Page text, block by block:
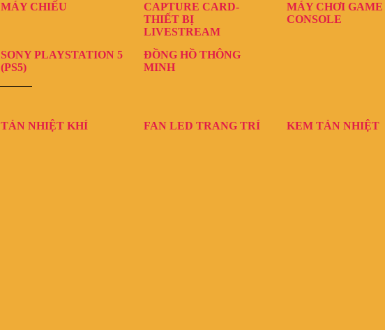
MÁY CHIẾU
CAPTURE CARD-
THIẾT BỊ
LIVESTREAM
MÁY CHƠI GAME
CONSOLE
SONY PLAYSTATION 5
(PS5)
ĐỒNG HỒ THÔNG
MINH
TẢN NHIỆT KHÍ FAN LED TRANG TRÍ KEM TẢN NHIỆT